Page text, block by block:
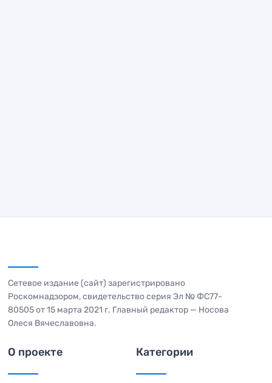
Сетевое издание (сайт) зарегистрировано
Роскомнадзором, свидетельство серия Эл № ФС77-
80505 от 15 марта 2021 г. Главный редактор — Носова
Олеся Вячеславовна.
О проекте Категории